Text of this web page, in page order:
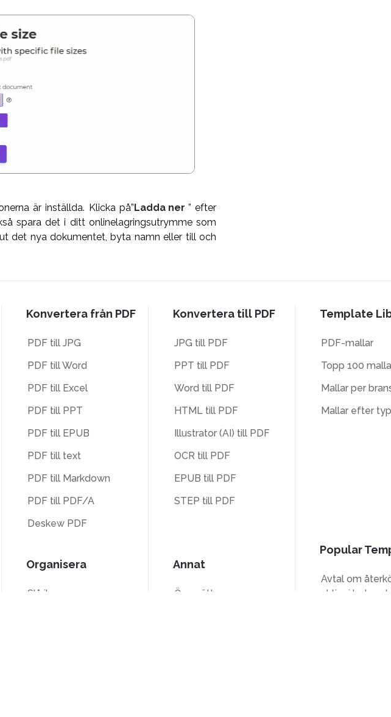
är inställda. Klicka på”Ladda ner ” efter
spara det i ditt onlinelagringsutrymme som
det nya dokumentet, byta namn eller till och
Konvertera från PDF
PDF till JPG
PDF till Word
PDF till Excel
PDF till PPT
PDF till EPUB
PDF till text
PDF till Markdown
PDF till PDF/A
Deskew PDF
Organisera
Slå ihop
Konvertera till PDF
JPG till PDF
PPT till PDF
Word till PDF
HTML till PDF
Illustrator (AI) till PDF
OCR till PDF
EPUB till PDF
STEP till PDF
Annat
Översätt
Template
PDF-mallar
Topp 100
Mallar per
Mallar efter typ
Popular
Avtal om
aktier i bolaget